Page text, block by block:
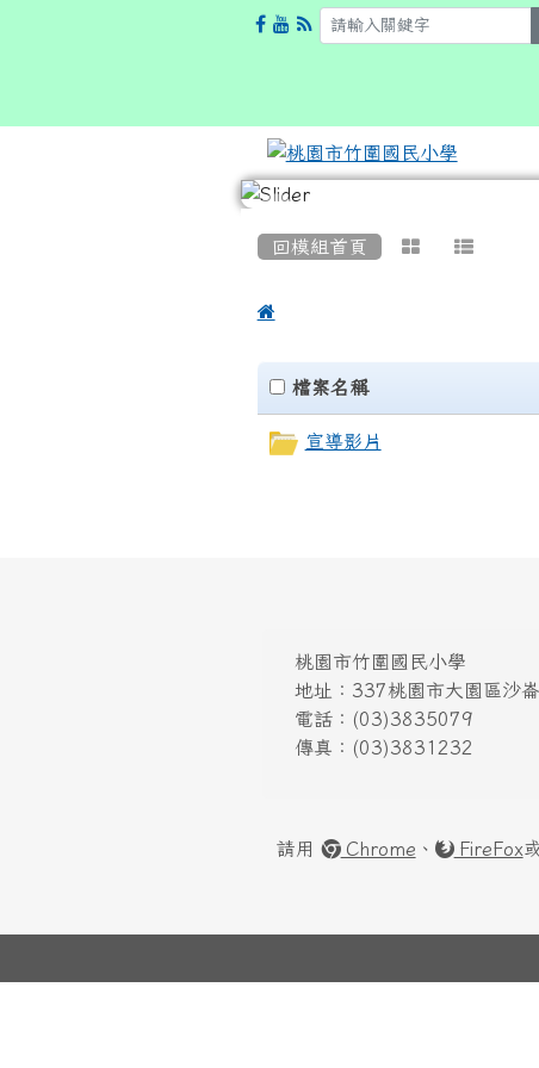
回模組首頁  

Files List
clickAll
檔案名稱
宣導影片
桃園市竹圍國民小學
地址：337桃園市大園區沙
電話：(03)3835079
傳真：(03)3831232
請用 Chrome 、 FireFox